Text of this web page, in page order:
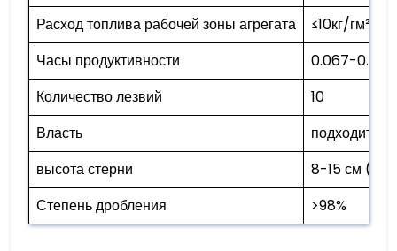
Расход топлива рабочей зоны агрегата
≤10кг/гм²
Часы продуктивности
0.067-0.1
Количество лезвий
10
Власть
подходит
высота стерни
8-15 см
Степень дробления
>98%